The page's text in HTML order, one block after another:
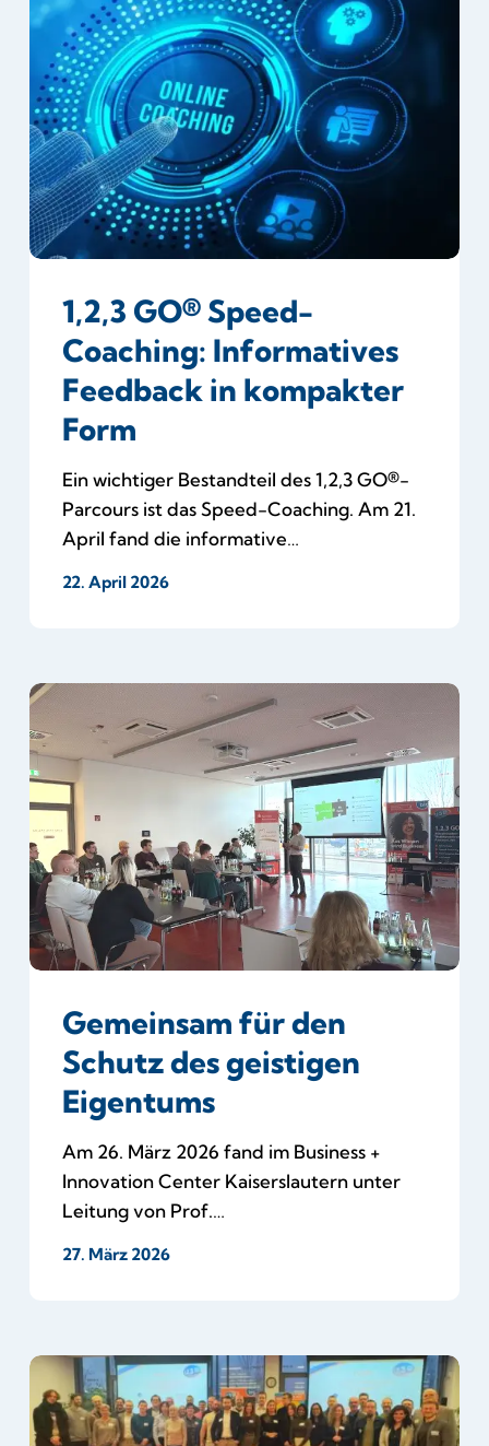
GO®
Speed-
Coaching:
Informatives
Feedback
in
kompakter
Form
1,2,3 GO® Speed-
Coaching: Informatives
Feedback in kompakter
Form
Ein wichtiger Bestandteil des 1,2,3 GO®-
Parcours ist das Speed-Coaching. Am 21.
April fand die informative…
22. April 2026
Gemeinsam
für
den
Schutz
des
geistigen
Eigentums
Gemeinsam für den
Schutz des geistigen
Eigentums
Am 26. März 2026 fand im Business +
Innovation Center Kaiserslautern unter
Leitung von Prof.…
27. März 2026
Startschuss
für
erfolgreiche